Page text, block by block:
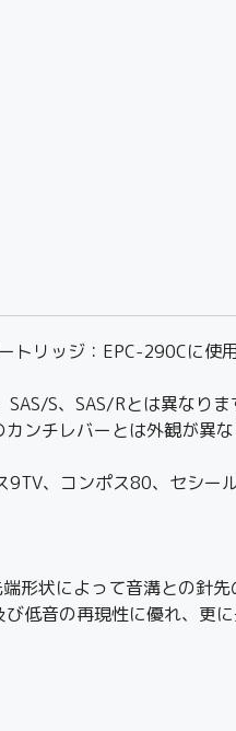
リッジ：EPC-290Cに使
S、SAS/Rとは異なりま
ンチレバーとは外観が異な
、コンポス80、セシー
形状によって音溝との針
低音の再現性に優れ、更